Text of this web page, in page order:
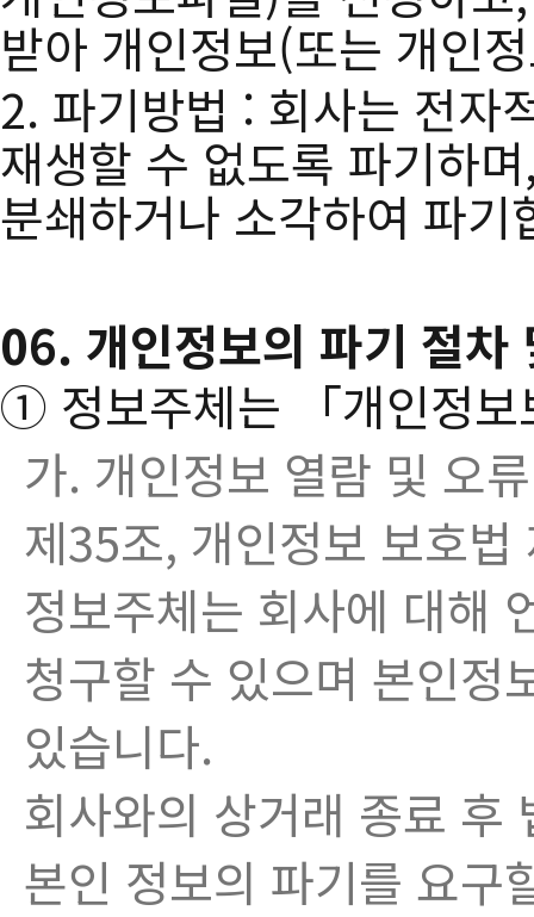
받아 개인정보(또는 개인
2. 파기방법 : 회사는 전자
재생할 수 없도록 파기하
분쇄하거나 소각하여 파기
06. 개인정보의 파기 절
① 정보주체는 「개인정보
가. 개인정보 열람 및 오
제35조, 개인정보 보호법
정보주체는 회사에 대해
청구할 수 있으며 본인정
있습니다.
회사와의 상거래 종료 후
본인 정보의 파기를 요구